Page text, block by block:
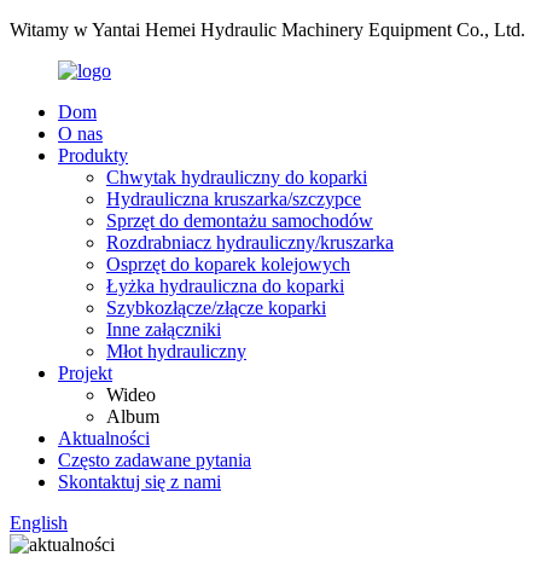
Witamy w Yantai Hemei Hydraulic Machinery Equipment Co., Ltd.
Dom
O nas
Produkty
Chwytak hydrauliczny do koparki
Hydrauliczna kruszarka/szczypce
Sprzęt do demontażu samochodów
Rozdrabniacz hydrauliczny/kruszarka
Osprzęt do koparek kolejowych
Łyżka hydrauliczna do koparki
Szybkozłącze/złącze koparki
Inne załączniki
Młot hydrauliczny
Projekt
Wideo
Album
Aktualności
Często zadawane pytania
Skontaktuj się z nami
English